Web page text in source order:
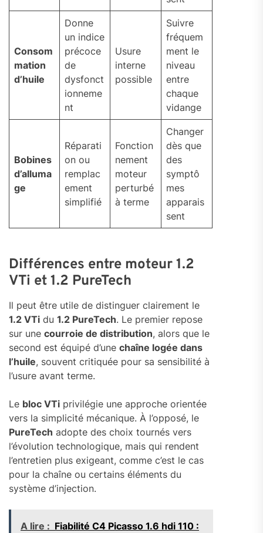
Consom
mation
d’huile
Donne
un indice
précoce
de
dysfonct
ionneme
nt
Usure
interne
possible
Suivre
fréquem
ment le
niveau
entre
chaque
vidange
Bobines
d’alluma
ge
Réparati
on ou
remplac
ement
simplifié
Fonction
nement
moteur
perturbé
à terme
Changer
dès que
des
symptô
mes
apparais
sent
Différences entre moteur 1.2
VTi et 1.2 PureTech
Il peut être utile de distinguer clairement le
1.2 VTi du 1.2 PureTech. Le premier repose
sur une courroie de distribution, alors que le
second est équipé d’une chaîne logée dans
l’huile, souvent critiquée pour sa sensibilité à
l’usure avant terme.
Le bloc VTi privilégie une approche orientée
vers la simplicité mécanique. À l’opposé, le
PureTech adopte des choix tour­nés vers
l’évolution technologique, mais qui rendent
l’entretien plus exigeant, comme c’est le cas
pour la chaîne ou certains éléments du
système d’injection.
A lire : Fiabilité C4 Picasso 1.6 hdi 110 :